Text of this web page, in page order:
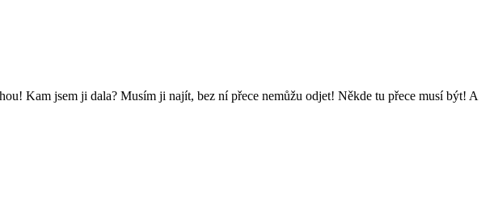
Kam jsem ji dala? Musím ji najít, bez ní přece nemůžu odjet! Někde tu přece musí být! A